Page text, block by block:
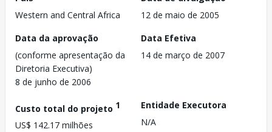
Western and Central Africa
12 de maio de 2005
Data da aprovação
(conforme apresentação da
Diretoria Executiva)
8 de junho de 2006
Data Efetiva
14 de março de 2007
Custo total do projeto 1
US$ 142.17 milhões
Entidade Executora
N/A